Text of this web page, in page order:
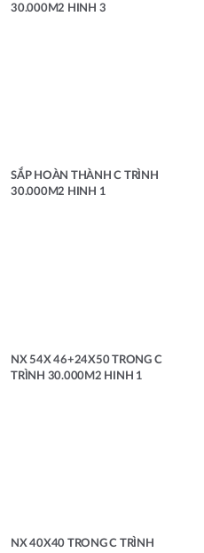
30.000M2 HINH 3
SẮP HOÀN THÀNH C TRÌNH
30.000M2 HINH 1
NX 54X 46+24X50 TRONG C
TRÌNH 30.000M2 HINH 1
NX 40X40 TRONG C TRÌNH